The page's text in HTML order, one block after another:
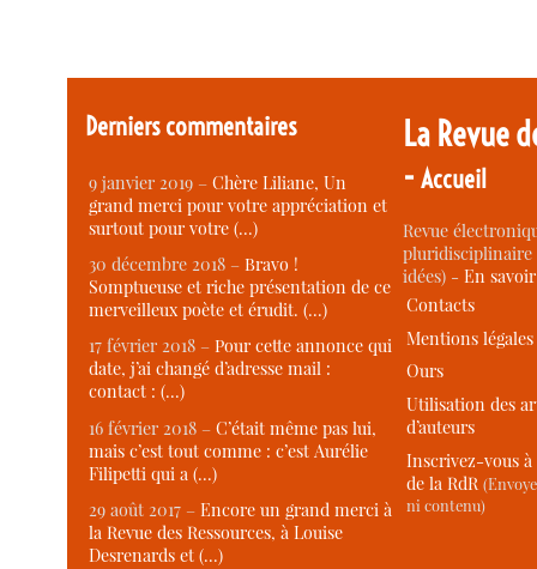
Derniers commentaires
9 janvier 2019 –Chère Liliane, Un
grand merci pour votre appréciation et
surtout pour votre (…)
30 décembre 2018 –Bravo !
Somptueuse et riche présentation de ce
merveilleux poète et érudit. (…)
17 février 2018 –Pour cette annonce qui
date, j’ai changé d’adresse mail :
contact : (…)
16 février 2018 –C’était même pas lui,
mais c’est tout comme : c’est Aurélie
Filipetti qui a (…)
29 août 2017 –Encore un grand merci à
la Revue des Ressources, à Louise
Desrenards et (…)
La Revue
-Accueil
Revue
idées) -En
Contacts
Mentions légales
Ours
Utilisation des
d’auteurs
Inscrivez-vous
de la RdR
ni contenu)